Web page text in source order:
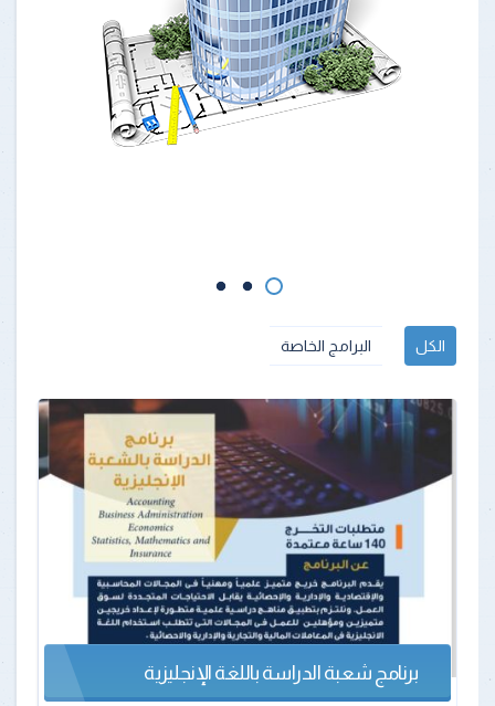
الكل البرامج الخاصة
برنامج شعبة الدراسة باللغة الإنجليزية